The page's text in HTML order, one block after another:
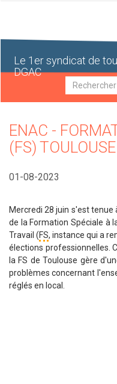
Le 1er syndicat de
DGAC
Recherche
ENAC -
(FS)
01-08-2023
Mercredi 28 juin s'est tenue
de la Formation Spéciale à
Travail (FS, instance qui a
élections professionnelles.
la FS de Toulouse gère
problèmes concernant
réglés en local.